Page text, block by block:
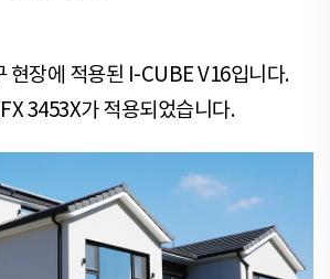
현장​​에 적용된 I-CUBE V16입니다.
3453X가 적용되었습니다.